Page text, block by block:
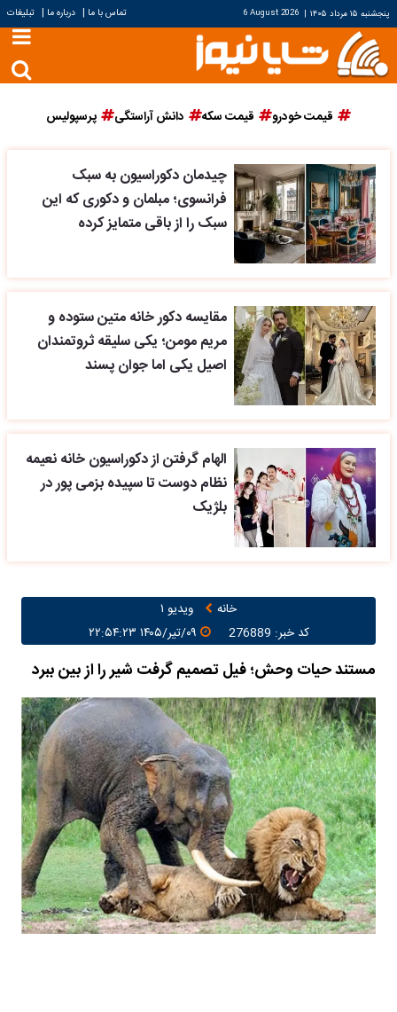
پنجشنبه ۱۵ مرداد ۱۴۰۵ |
6 August 2026 تماس با ما | درباره ما | تبلیغات
قیمت خودرو قیمت سکه دانش آراستگی پرسپولیس
چیدمان دکوراسیون به سبک
فرانسوی؛ مبلمان و دکوری که این
سبک را از باقی متمایز کرده
مقایسه دکور خانه متین ستوده و
مریم مومن؛ یکی سلیقه ثروتمندان
اصیل یکی اما جوان پسند
الهام گرفتن از دکوراسیون خانه نعیمه
نظام دوست تا سپیده بزمی پور در
بلژیک
خانه
ویدیو ۱
کد خبر: 276889
مستند حیات وحش؛ فیل تصمیم گرفت شیر را از بین ببرد